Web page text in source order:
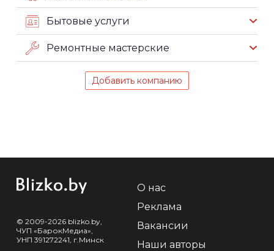
Бытовые услуги
Ремонтные мастерские
Добавить компанию
© 2009-2026 blizko.by,
ЧУП «БарокМедиа»,
УНП 391272241, г.Минск
О нас
Реклама
Вакансии
Наши авторы